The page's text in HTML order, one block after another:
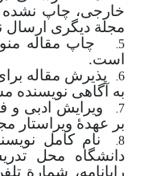
خارجی، چاپ نشده
مجلة دیگری ارسال
5.
چاپ مقاله
است.
6.
پذیرش مقاله
به آگاهی نویسنده
7.
ویرایش ادبی و
بر عهدۀ ویراستار
8.
نام کامل
دانشگاه محل
رایانامه، شمارة